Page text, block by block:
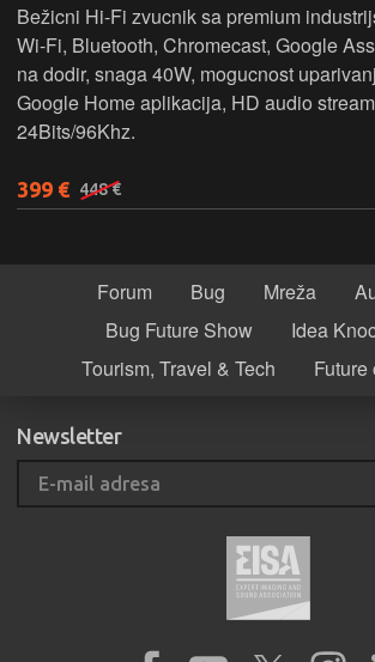
Bežicni Hi-Fi zvucnik sa premium
Wi-Fi, Bluetooth, Chromecast, Google
na dodir, snaga 40W, mogucnost
Google Home aplikacija, HD audio
24Bits/96Khz.
399 € 448 €
Forum Bug Mreža
Bug Future Show
Idea
Tourism, Travel & Tech
Future
Newsletter